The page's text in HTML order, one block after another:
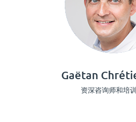
Gaëtan
资深咨询师和培